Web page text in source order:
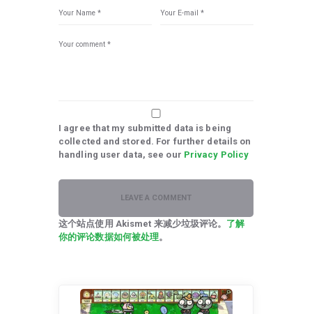
I agree that my submitted data is being
collected and stored. For further details on
handling user data, see our Privacy Policy
这个站点使用 Akismet 来减少垃圾评论。 了解
你的评论数据如何被处理。